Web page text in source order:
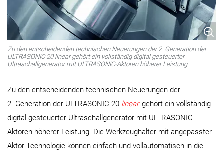
Zu den entscheidenden technischen Neuerungen der 2. Generation der
ULTRASONIC 20 linear gehört ein vollständig digital gesteuerter
Ultraschallgenerator mit ULTRASONIC-Aktoren höherer Leistung.
Zu den entscheidenden technischen Neuerungen der
2. Generation der ULTRASONIC 20 linear gehört ein vollständig
digital gesteuerter Ultraschallgenerator mit ULTRASONIC-
Aktoren höherer Leistung. Die Werkzeughalter mit angepasster
Aktor-Technologie können einfach und vollautomatisch in die